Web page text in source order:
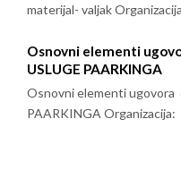
materijal- valjak
Osnovni elementi
USLUGE PAARKINGA
Osnovni elementi ugovora
PAARKINGA Organizacija: